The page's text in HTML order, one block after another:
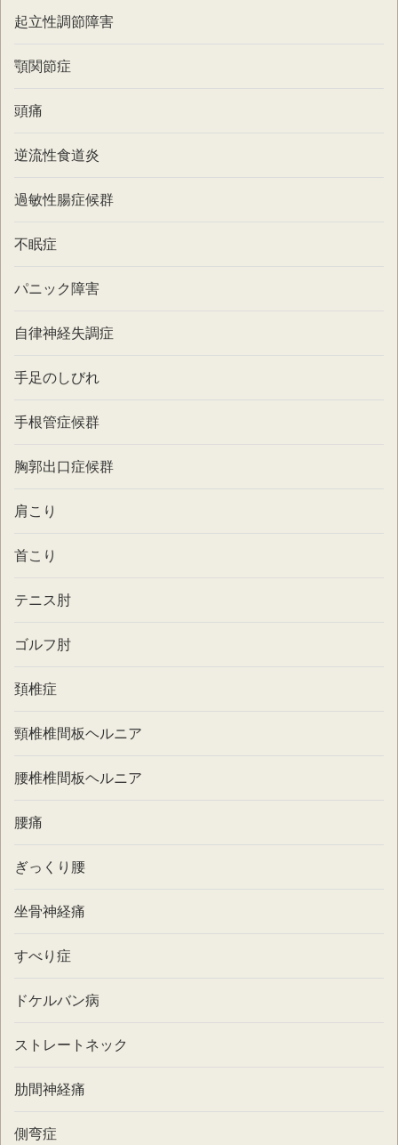
起立性調節障害
顎関節症
頭痛
逆流性食道炎
過敏性腸症候群
不眠症
パニック障害
自律神経失調症
手足のしびれ
手根管症候群
胸郭出口症候群
肩こり
首こり
テニス肘
ゴルフ肘
頚椎症
頸椎椎間板ヘルニア
腰椎椎間板ヘルニア
腰痛
ぎっくり腰
坐骨神経痛
すべり症
ドケルバン病
ストレートネック
肋間神経痛
側弯症